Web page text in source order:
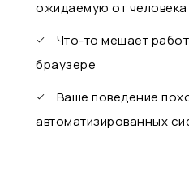
ожидаемую от человека
Что-то мешает
браузере
Ваше поведение
автоматизированных